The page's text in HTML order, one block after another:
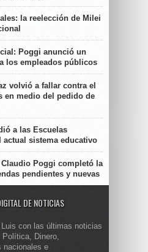
la reelección de Milei
Poggi anunció un
los empleados públicos
volvió a fallar contra el
en medio del pedido de
a las Escuelas
actual sistema educativo
Poggi completó la
pendientes y nuevas
DE NOTICIAS
con las últimas noticias
Dinero,
nacionales e